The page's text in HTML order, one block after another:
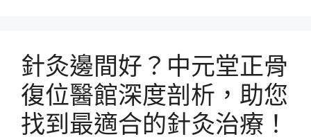
針灸邊間好？中元堂正骨
復位醫館深度剖析，助您
找到最適合的針灸治療！